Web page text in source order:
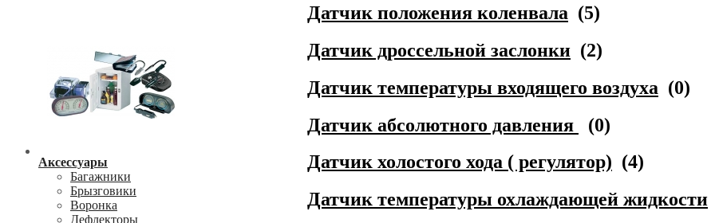
Аксессуары
Багажники
Брызговики
Воронка
Дефлекторы
Датчик положения коленвала (5)
Датчик дроссельной заслонки (2)
Датчик температуры входящего воздуха (0)
Датчик абсолютного давления
(0)
Датчик холостого хода ( регулятор) (4)
Датчик температуры охлаждающей жидкости